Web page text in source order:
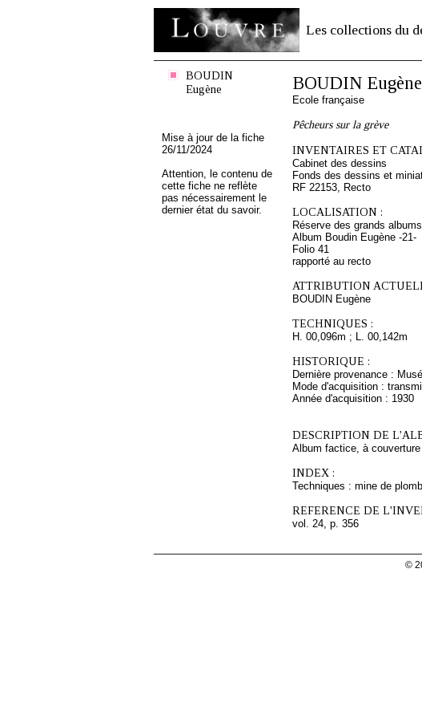
Les collections du
BOUDIN
Eugène
Mise à jour de la fiche
26/11/2024
Attention, le contenu de
cette fiche ne reflète
pas nécessairement le
dernier état du savoir.
BOUDIN Eugène
Ecole française
Pêcheurs sur la grève
INVENTAIRES ET
Cabinet des dessins
Fonds des dessins et
RF 22153, Recto
LOCALISATION :
Réserve des grands albums
Album Boudin Eugène -21-
Folio 41
rapporté au recto
ATTRIBUTION
BOUDIN Eugène
TECHNIQUES :
H. 00,096m ; L. 00,142m
HISTORIQUE :
Dernière provenance :
Mode d'acquisition :
Année d'acquisition : 1930
DESCRIPTION DE
Album factice, à
INDEX :
Techniques : mine de plomb
REFERENCE DE
vol. 24, p. 356
©